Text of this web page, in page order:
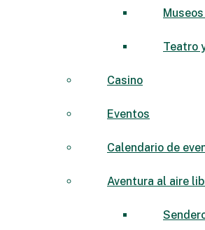
Teatro
Casino
Eventos
Calendario de
Aventura al aire